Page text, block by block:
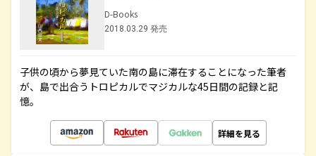
D-Books
2018.03.29 発売
子供の頃から夢見ていた南の島に滞在することになった筆者
が、島で出合うトロピカルでマジカルな45日間の記録と記
憶。
詳細を見る